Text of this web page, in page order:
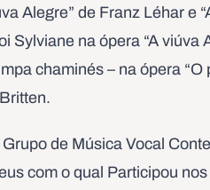
Alegre” de Franz Léhar e
Sylviane na ópera “A viúva
chaminés – na ópera
de Música Vocal
com o qual Participou